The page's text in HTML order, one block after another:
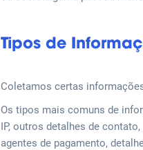
Tipos de
Coletamos certas
Os tipos mais comuns de
IP, outros detalhes de
agentes de pagamento,